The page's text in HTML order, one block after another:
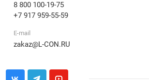
8 800 100-19-75
+7 917 959-55-59
E-mail
zakaz@L-CON.RU